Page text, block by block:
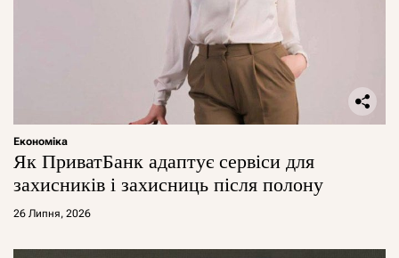
Економіка
Як ПриватБанк адаптує сервіси для
захисників і захисниць після полону
26 Липня, 2026